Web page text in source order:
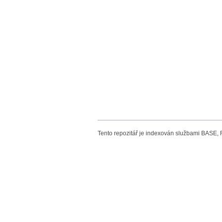
Tento repozitář je indexován službami BASE,